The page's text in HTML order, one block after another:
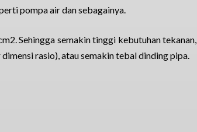
pompa air dan sebagainya.
Sehingga semakin tinggi kebutuhan tekanan,
rasio), atau semakin tebal dinding pipa.